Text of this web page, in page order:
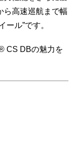
ら高速巡航まで幅
ール”です。
CS DBの魅力を